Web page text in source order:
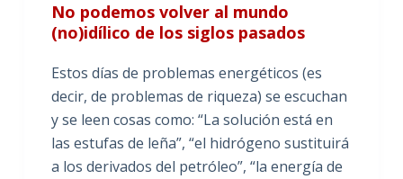
No podemos volver al mundo
(no)idílico de los siglos pasados
Estos días de problemas energéticos (es
decir, de problemas de riqueza) se escuchan
y se leen cosas como: “La solución está en
las estufas de leña”, “el hidrógeno sustituirá
a los derivados del petróleo”, “la energía de